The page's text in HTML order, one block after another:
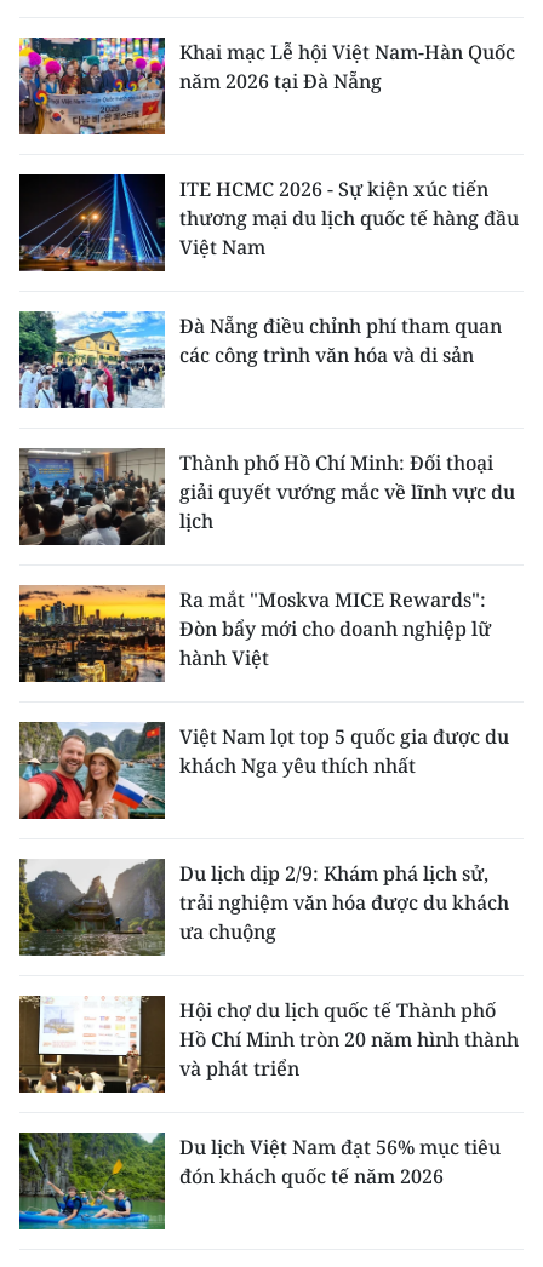
Khai mạc Lễ hội Việt Nam-Hàn Quốc
năm 2026 tại Đà Nẵng
ITE HCMC 2026 - Sự kiện xúc tiến
thương mại du lịch quốc tế hàng đầu
Việt Nam
Đà Nẵng điều chỉnh phí tham quan
các công trình văn hóa và di sản
Thành phố Hồ Chí Minh: Đối thoại
giải quyết vướng mắc về lĩnh vực du
lịch
Ra mắt "Moskva MICE Rewards":
Đòn bẩy mới cho doanh nghiệp lữ
hành Việt
Việt Nam lọt top 5 quốc gia được du
khách Nga yêu thích nhất
Du lịch dịp 2/9: Khám phá lịch sử,
trải nghiệm văn hóa được du khách
ưa chuộng
Hội chợ du lịch quốc tế Thành phố
Hồ Chí Minh tròn 20 năm hình thành
và phát triển
Du lịch Việt Nam đạt 56% mục tiêu
đón khách quốc tế năm 2026